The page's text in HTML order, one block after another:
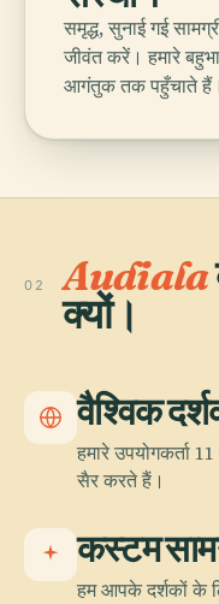
समृद्ध, सुनाई गई
जीवंत करें। हमारे
आगंतुक तक पहुँचाते हैं।
02 Audiala
क्यों।
वैश्विक
हमारे उपयोगकर्ता
सैर करते हैं।
कस्टम
हम आपके दर्शकों के